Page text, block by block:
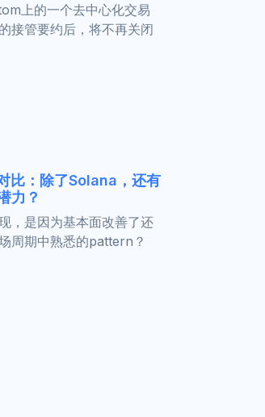
上的一个去中心化交易
接管要约后，将不再关闭
比：除了Solana，还有
力？
，是因为基本面改善了还
周期中熟悉的pattern？